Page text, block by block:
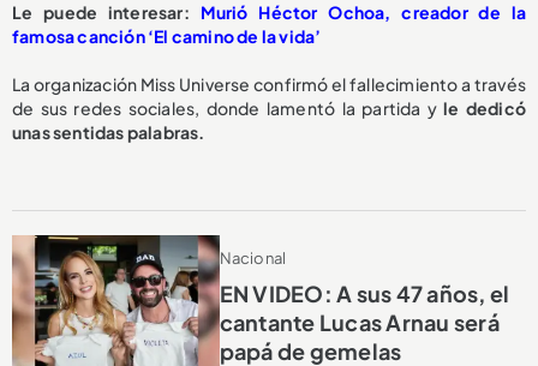
Le puede interesar: Murió Héctor Ochoa, creador de la
famosa canción ‘El camino de la vida’
La organización Miss Universe confirmó el fallecimiento a través
de sus redes sociales, donde lamentó la partida yle dedicó
unas sentidas palabras.
Nacional
EN VIDEO: A sus 47 años, el
cantante Lucas Arnau será
papá de gemelas